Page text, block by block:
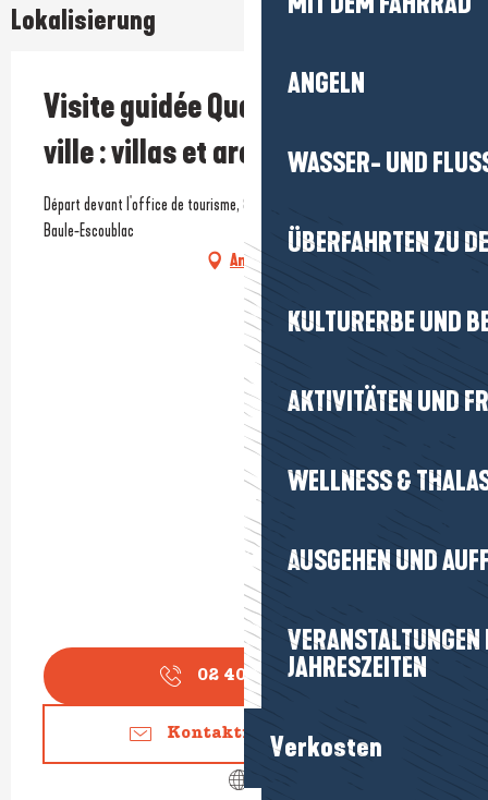
ANGELN
WASSER- UND
ÜBERFAHRTEN ZU
KULTURERBE UND
AKTIVITÄTEN UND
WELLNESS &
AUSGEHEN UND
JAHRESZEITEN
Verkosten
Lokalisierung
Visite guidée Quartier du centre-
ville : villas et architecture
Départ devant l'office de tourisme, 8 place de la Victoire, 44500 La
Baule-Escoublac
Anfahrt
02 40 24 34▒▒
Kontaktieren Sie uns